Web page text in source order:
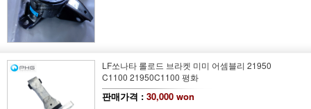
LF쏘나타 롤로드 브라켓 미미 어셈블리 21950
C1100 21950C1100 평화
판매가격 : 30,000 won